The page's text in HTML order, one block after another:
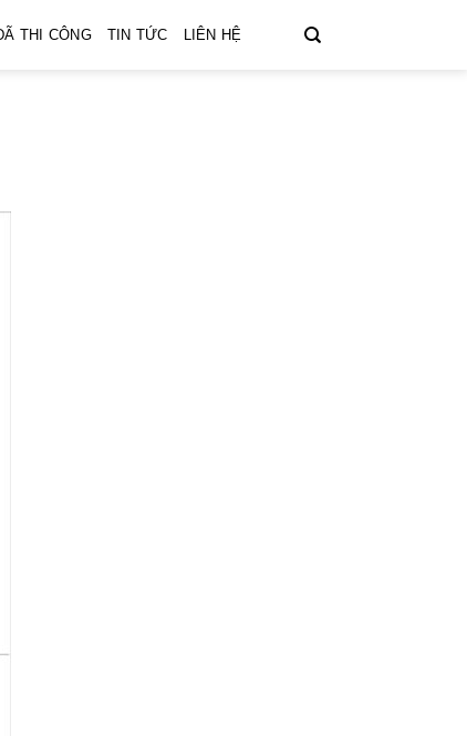
THI CÔNG TIN TỨC LIÊN HỆ